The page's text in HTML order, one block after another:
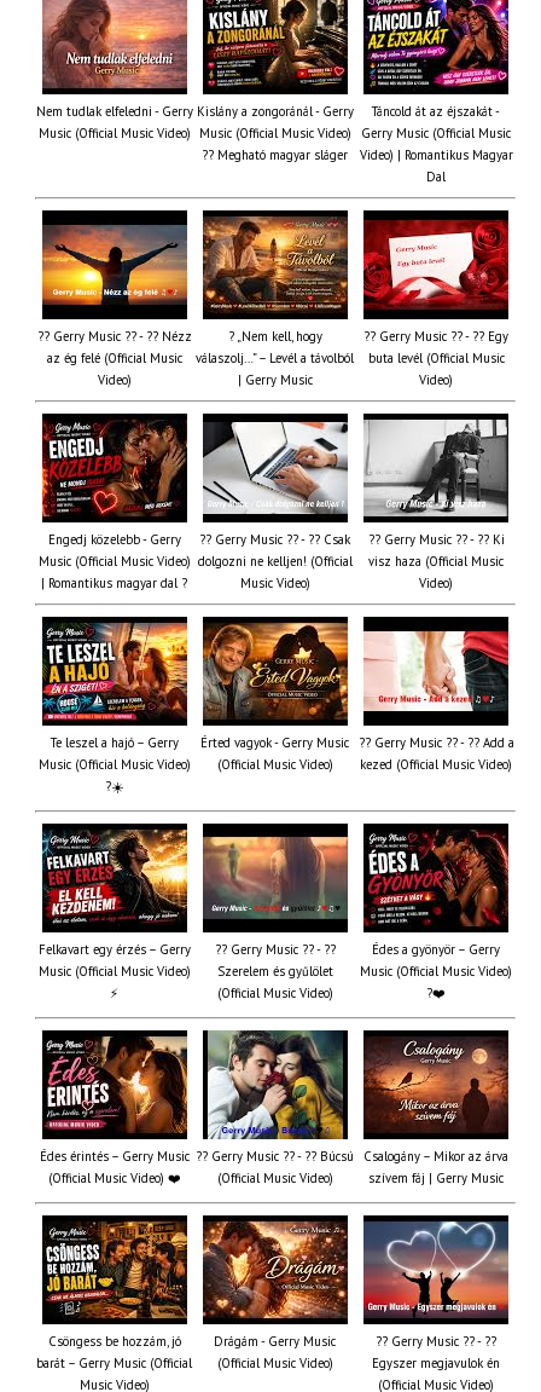
Nem tudlak elfeledni - Gerry
Music (Official Music Video)
Kislány a zongoránál - Gerry
Music (Official Music Video)
?? Megható magyar sláger
Táncold át az éjszakát -
Gerry Music (Official Music
Video) | Romantikus Magyar
Dal
?? Gerry Music ?? - ?? Nézz
az ég felé (Official Music
Video)
? „Nem kell, hogy
válaszolj…” – Levél a távolból
| Gerry Music
?? Gerry Music ?? - ?? Egy
buta levél (Official Music
Video)
Engedj közelebb - Gerry
Music (Official Music Video)
| Romantikus magyar dal ?
?? Gerry Music ?? - ?? Csak
dolgozni ne kelljen! (Official
Music Video)
?? Gerry Music ?? - ?? Ki
visz haza (Official Music
Video)
Te leszel a hajó – Gerry
Music (Official Music Video)
?☀️
Érted vagyok - Gerry Music
(Official Music Video)
?? Gerry Music ?? - ?? Add a
kezed (Official Music Video)
Felkavart egy érzés – Gerry
Music (Official Music Video)
⚡
?? Gerry Music ?? - ??
Szerelem és gyűlölet
(Official Music Video)
Édes a gyönyör – Gerry
Music (Official Music Video)
?❤️
Édes érintés – Gerry Music
(Official Music Video) ❤️
?? Gerry Music ?? - ?? Búcsú
(Official Music Video)
Csalogány – Mikor az árva
szívem fáj | Gerry Music
Csöngess be hozzám, jó
barát – Gerry Music (Official
Music Video)
Drágám - Gerry Music
(Official Music Video)
?? Gerry Music ?? - ??
Egyszer megjavulok én
(Official Music Video)